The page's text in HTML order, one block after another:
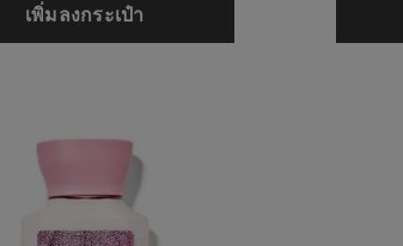
เพิ่มลงกระเป๋า